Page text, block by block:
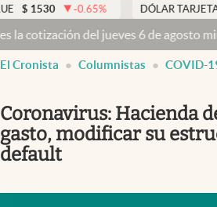
Economía y Política
Finanzas y Mercados
Mercados Online
Columnistas
Otras secciones
-0.65 % DÓLAR TARJETA $
jueves 6 de agosto minuto a minuto
El Cronista Columnistas COVID-
Coronavirus: Hacienda
gasto, modificar su
default